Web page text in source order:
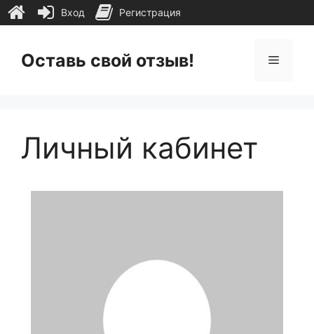
содержимому
Оставь свой отзыв! Меню
Личный кабинет
Вход Регистрация